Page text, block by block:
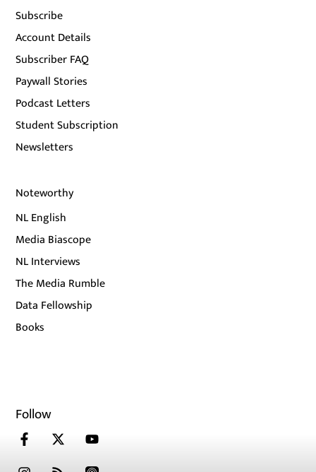
Subscribe
Account Details
Subscriber FAQ
Paywall Stories
Podcast Letters
Student Subscription
Newsletters
Noteworthy
NL English
Media Biascope
NL Interviews
The Media Rumble
Data Fellowship
Books
Follow